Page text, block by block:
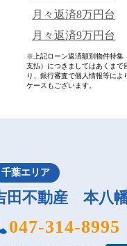
月々返済8万円台
月々返済9万円台
※上記ローン返済額別物件特集
支払）につきましてはあくまで
り、銀行審査で個人情報等によ
ケースもございます。
千葉エリア
田不動産 本八
047-314-8995